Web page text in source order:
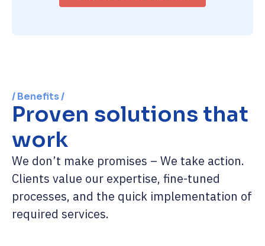
/ Benefits /
Proven solutions that
work
We don’t make promises – We take action.
Clients value our expertise, fine-tuned
processes, and the quick implementation of
required services.